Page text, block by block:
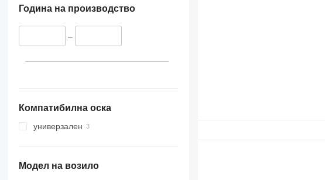
Година на производство
–
Компатибилна оска
универзален
Модел на возило